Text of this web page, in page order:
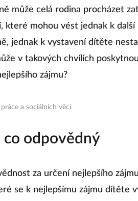
může celá rodina procházet
které mohou vést jednak k
jednak k vystavení dítěte
v takových chvílích
zájmu?
a sociálních věcí
co odpovědný
za určení nejlepšího
se k nejlepšímu zájmu dítěte